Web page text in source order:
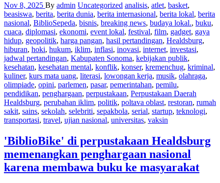
Nov 8, 2025 By admin Uncategorized analisis, atlet, basket,
beasiswa, berita, berita dunia, berita internasional, berita lokal, berita
nasional, BiblioSepeda, bisnis, breaking news, budaya lokal., buku,
cuaca, diplomasi, ekonomi, event lokal, festival, film, gadget, gaya
hidup, geopolitik, harga pangan, hasil pertandingan, Healdsburg,
hiburan, hoki, hukum, iklim, inflasi, inovasi, internet, investasi,
jadwal pertandingan, Kabupaten Sonoma, kebijakan publik,
kesehatan, kesehatan mental, konflik, konser, kremenchug, kriminal,
kuliner, kurs mata uang, literasi, lowongan kerja, musik, olahraga,
olimpiade, opini, parlemen, pasar, pemerintahan, pemilu,
pendidikan, penghargaan, perpustakaan, Perpustakaan Daerah
Healdsburg, perubahan iklim, politik, poltava oblast, restoran, rumah
sakit, sains, sekolah, selebriti, sepakbola, serial, startup, teknologi,
transportasi, travel, ujian nasional, universitas, vaksin
'BiblioBike' di perpustakaan Healdsburg
memenangkan penghargaan nasional
karena membawa buku ke masyarakat